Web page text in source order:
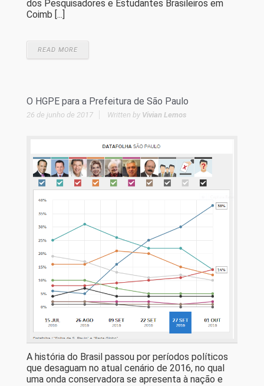
dos Pesquisadores e Estudantes Brasileiros em
Coimb [...]
READ MORE
O HGPE para a Prefeitura de São Paulo
26 de junho de 2017 Written by Vivian Lemos
A história do Brasil passou por períodos políticos
que desaguam no atual cenário de 2016, no qual
uma onda conservadora se apresenta à nação e